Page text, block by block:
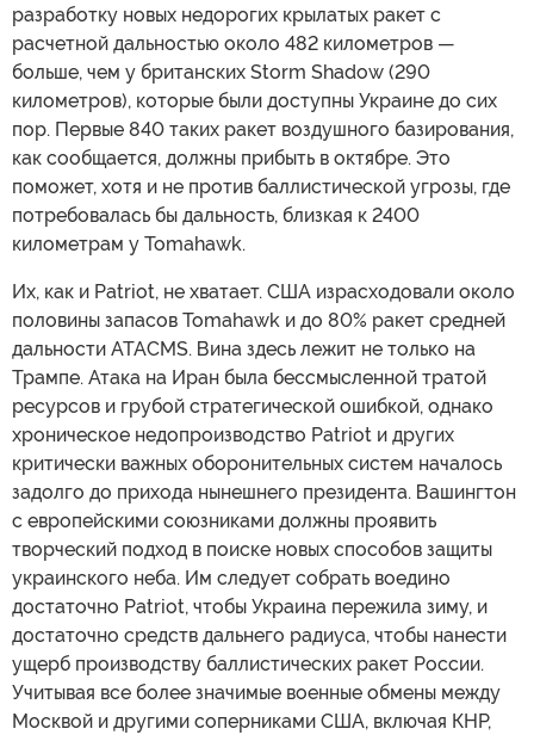
разработку новых недорогих крылатых ракет с
расчетной дальностью около 482 километров —
больше, чем у британских Storm Shadow (290
километров), которые были доступны Украине до сих
пор. Первые 840 таких ракет воздушного базирования,
как сообщается, должны прибыть в октябре. Это
поможет, хотя и не против баллистической угрозы, где
потребовалась бы дальность, близкая к 2400
километрам у Tomahawk.
Их, как и Patriot, не хватает. США израсходовали около
половины запасов Tomahawk и до 80% ракет средней
дальности ATACMS. Вина здесь лежит не только на
Трампе. Атака на Иран была бессмысленной тратой
ресурсов и грубой стратегической ошибкой, однако
хроническое недопроизводство Patriot и других
критически важных оборонительных систем началось
задолго до прихода нынешнего президента. Вашингтон
с европейскими союзниками должны проявить
творческий подход в поиске новых способов защиты
украинского неба. Им следует собрать воедино
достаточно Patriot, чтобы Украина пережила зиму, и
достаточно средств дальнего радиуса, чтобы нанести
ущерб производству баллистических ракет России.
Учитывая все более значимые военные обмены между
Москвой и другими соперниками США, включая КНР,